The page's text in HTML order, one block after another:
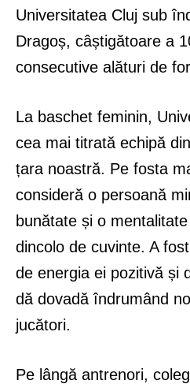
Universitatea Cluj sub
Dragoș, câștigătoare a
consecutive alături de
La baschet feminin,
cea mai titrată echipă
țara noastră. Pe fosta
consideră o persoană
bunătate și o
dincolo de cuvinte. A
de energia ei pozitivă și
dă dovadă îndrumând
jucători.
Pe lângă antrenori,